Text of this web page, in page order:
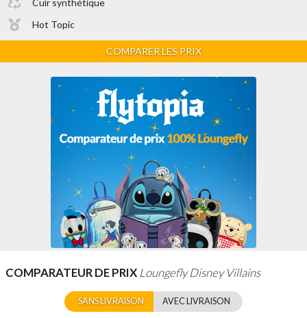
Cuir synthétique
Hot Topic
COMPARER LES PRIX
COMPARATEUR DE PRIX Loungefly Disney Villains
SANS LIVRAISON AVEC LIVRAISON